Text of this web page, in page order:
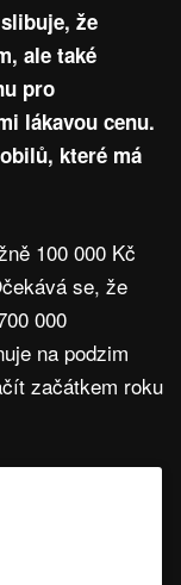
že
ale také
pro
lákavou cenu.
které má
100 000 Kč
se, že
000
na podzim
začátkem roku